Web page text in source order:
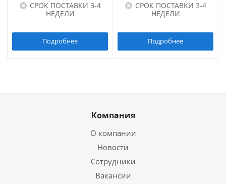
СРОК ПОСТАВКИ 3-4
НЕДЕЛИ
Подробнее
СРОК ПОСТАВКИ 3-4
НЕДЕЛИ
Подробнее
Компания
О компании
Новости
Сотрудники
Вакансии